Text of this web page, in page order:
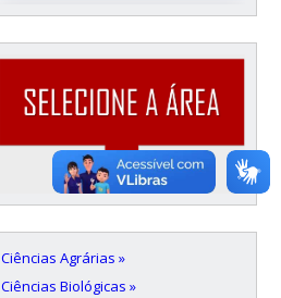
Ciências Agrárias »
Ciências Biológicas »